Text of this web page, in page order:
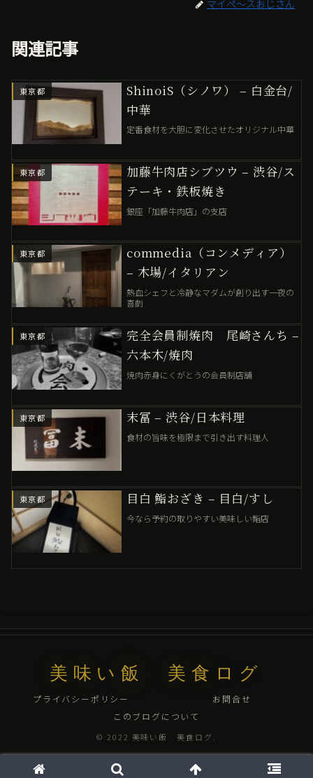
マイペ〜スおじさん
関連記事
東京都
ShinoiS（シノワ） – 白金台/
中華
定番食材を大胆に変化させたオリジナル中華
東京都
加藤牛肉店シブツウ – 渋谷/ス
テーキ・鉄板焼き
銀座「加藤牛肉店」の支店
東京都
commedia（コンメディア）
– 木場/イタリアン
熱血シェフと冷静なマダムが創り出す一夜の
喜劇
東京都
完全会員制焼肉 尾崎さんち –
六本木/焼肉
焼肉赤身にくがとうの会員制店舗
東京都 末冨 – 渋谷/日本料理
食材の旨味を極限まで引き出す料理人
東京都 目白 鮨おざき – 目白/すし
今なら予約の取りやすい美味しい鮨店
美味い飯 美食ログ
プライバシーポリシー
お問合せ
このブログについて
© 2022 美味い飯 美食ログ.